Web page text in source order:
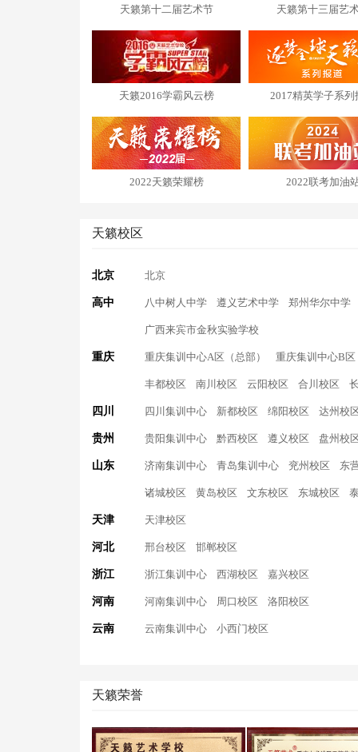
天籁第十二届艺术节 天籁第十三届艺
天籁2016学霸风云榜 2017精英学子系列
2022天籁荣耀榜 2022联考加油
天籁校区
北京 北京
高中 八中树人中学 遵义艺术中学 郑州华尔中学
广西来宾市金秋实验学校
重庆 重庆集训中心A区（总部） 重庆集训中心B区
丰都校区 南川校区 云阳校区 合川校区
四川 四川集训中心 新都校区 绵阳校区 达州校
贵州 贵阳集训中心 黔西校区 遵义校区 盘州校
山东 济南集训中心 青岛集训中心 兖州校区 东
诸城校区 黄岛校区 文东校区 东城校区
天津 天津校区
河北 邢台校区 邯郸校区
浙江 浙江集训中心 西湖校区 嘉兴校区
河南 河南集训中心 周口校区 洛阳校区
云南 云南集训中心 小西门校区
天籁荣誉